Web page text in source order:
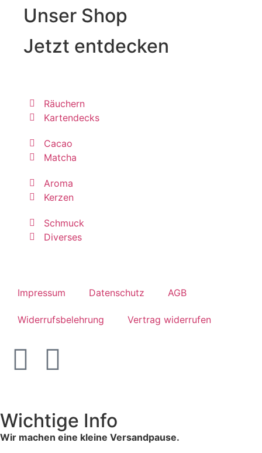
Unser Shop
Jetzt entdecken
Räuchern
Kartendecks
Cacao
Matcha
Aroma
Kerzen
Schmuck
Diverses
Impressum Datenschutz AGB
Widerrufsbelehrung Vertrag widerrufen
Wichtige Info
Wir machen eine kleine Versandpause.